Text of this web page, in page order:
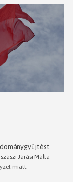
Járási Máltai
miatt,